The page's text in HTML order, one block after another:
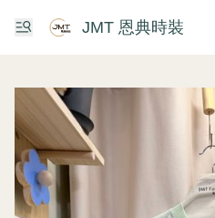
JMT 恩典時裝